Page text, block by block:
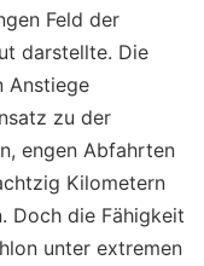
Feld der
darstellte. Die
Anstiege
zu der
engen Abfahrten
Kilometern
Doch die Fähigkeit
unter extremen